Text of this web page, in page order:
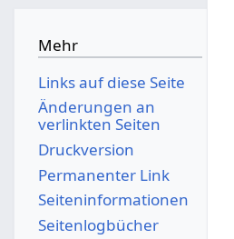
Mehr
Links auf diese Seite
Änderungen an
verlinkten Seiten
Druckversion
Permanenter Link
Seiten­­informationen
Seitenlogbücher